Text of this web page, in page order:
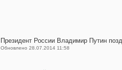
Президент России Владимир Путин
Обновлено 28.07.2014 11:58